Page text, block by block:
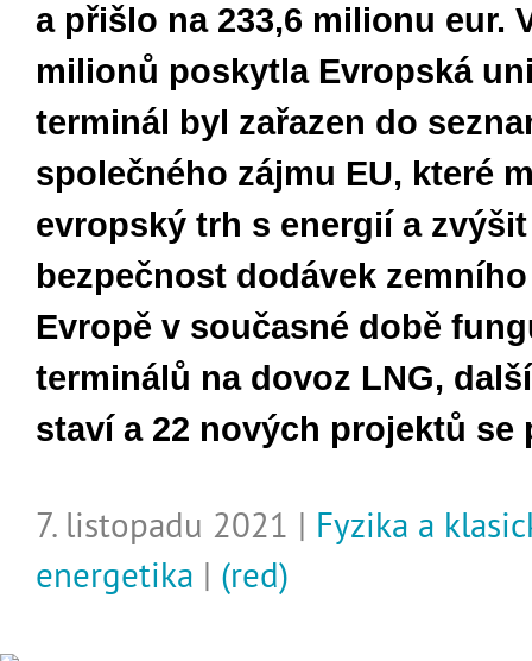
a přišlo na 233,6 milionu eur.
milionů poskytla Evropská
terminál byl zařazen do
společného zájmu EU, které
evropský trh s energií a zvýšit
bezpečnost dodávek
Evropě v současné době
terminálů na dovoz LNG,
staví a 22 nových projektů se
7. listopadu 2021 | Fyzika a
energetika | (red)